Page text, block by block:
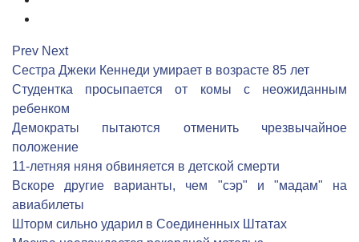
Prev Next
Сестра Джеки Кеннеди умирает в возрасте 85 лет
Студентка просыпается от комы с неожиданным
ребенком
Демократы пытаются отменить чрезвычайное
положение
11-летняя няня обвиняется в детской смерти
Вскоре другие варианты, чем "сэр" и "мадам" на
авиабилеты
Шторм сильно ударил в Соединенных Штатах